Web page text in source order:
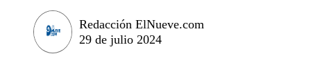
Redacción ElNueve.com
29 de julio 2024